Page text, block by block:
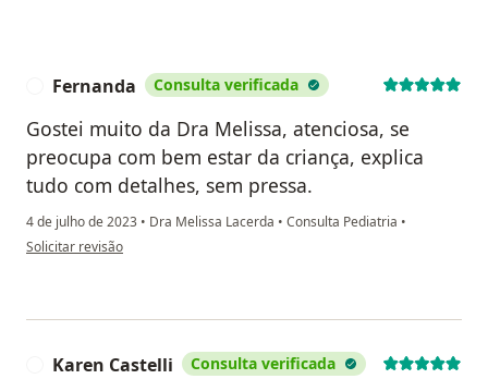
Fernanda Consulta verificada
Gostei muito da Dra Melissa, atenciosa, se
preocupa com bem estar da criança, explica
tudo com detalhes, sem pressa.
4 de julho de 2023 • Dra Melissa Lacerda • Consulta Pediatria •
na opinião do utilizador Fernanda
Solicitar revisão
Karen Castelli Consulta verificada